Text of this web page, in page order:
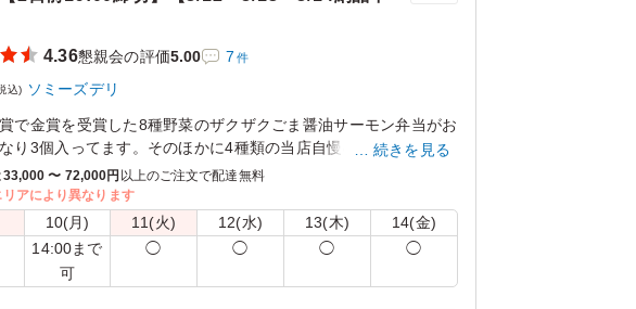
4.36懇親会の評価5.00 7 件
込) ソミーズデリ
で金賞を受賞した8種野菜のザクザクごま醤油サーモン弁当がお
り3個入ってます。そのほかに4種類の当店自慢の手握りおにぎ
個入ってます。
のご注文は、事前問い合わせをお願いいたします。
続きを見る
33,000 〜 72,000円 以上のご注文で配達無料
アにより異なります
10(月) 11(火) 12(水) 13(木) 14(金)
14:00まで
可
◯ ◯ ◯ ◯